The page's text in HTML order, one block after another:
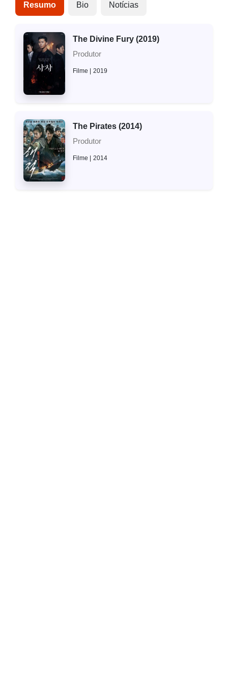
Resumo Bio Notícias
The Divine Fury (2019)
Produtor
Filme 2019
The Pirates (2014)
Produtor
Filme 2014